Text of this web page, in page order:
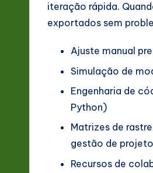
iteração rápida.
exportados sem
Ajuste manual
Simulação de
Engenharia de
Python)
Matrizes de
gestão de
Recursos de